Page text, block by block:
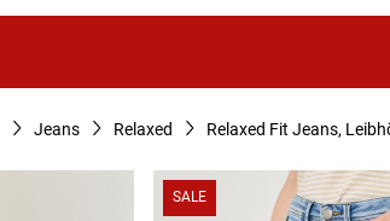
Jeans Relaxed Relaxed Fit Jeans,
SALE